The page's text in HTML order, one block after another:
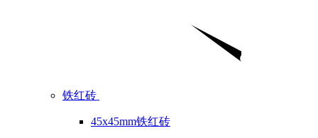
铁红砖
45x45mm铁红砖